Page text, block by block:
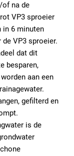
of na de
VP3 sproeier
in 6 minuten
VP3 sproeier.
dat dit
besparen,
aan een
gefilterd en
is de